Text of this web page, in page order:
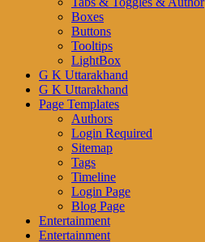
Boxes
Buttons
Tooltips
LightBox
G K Uttarakhand
G K Uttarakhand
Page Templates
Authors
Login Required
Sitemap
Tags
Timeline
Login Page
Blog Page
Entertainment
Entertainment